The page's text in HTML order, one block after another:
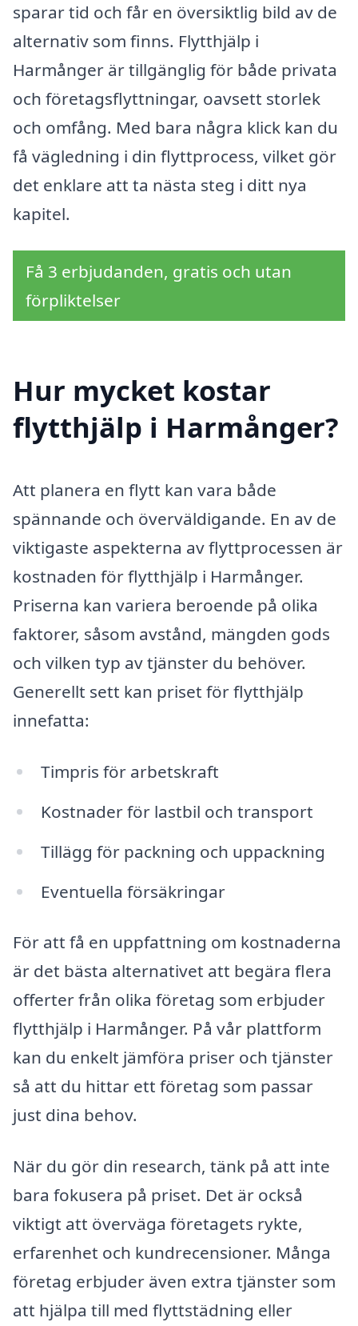
sparar tid och får en översiktlig bild av de
alternativ som finns. Flytthjälp i
Harmånger är tillgänglig för både privata
och företagsflyttningar, oavsett storlek
och omfång. Med bara några klick kan du
få vägledning i din flyttprocess, vilket gör
det enklare att ta nästa steg i ditt nya
kapitel.
Få 3 erbjudanden, gratis och utan
förpliktelser
Hur mycket kostar
flytthjälp i Harmånger?
Att planera en flytt kan vara både
spännande och överväldigande. En av de
viktigaste aspekterna av flyttprocessen är
kostnaden för flytthjälp i Harmånger.
Priserna kan variera beroende på olika
faktorer, såsom avstånd, mängden gods
och vilken typ av tjänster du behöver.
Generellt sett kan priset för flytthjälp
innefatta:
Timpris för arbetskraft
Kostnader för lastbil och transport
Tillägg för packning och uppackning
Eventuella försäkringar
För att få en uppfattning om kostnaderna
är det bästa alternativet att begära flera
offerter från olika företag som erbjuder
flytthjälp i Harmånger. På vår plattform
kan du enkelt jämföra priser och tjänster
så att du hittar ett företag som passar
just dina behov.
När du gör din research, tänk på att inte
bara fokusera på priset. Det är också
viktigt att överväga företagets rykte,
erfarenhet och kundrecensioner. Många
företag erbjuder även extra tjänster som
att hjälpa till med flyttstädning eller